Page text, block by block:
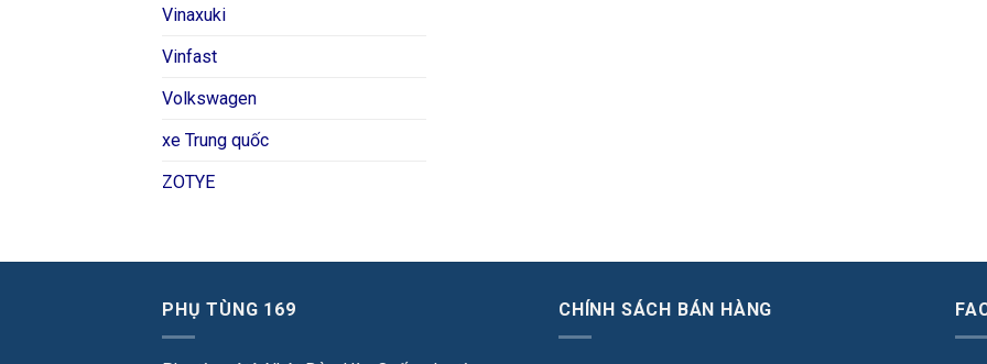
Vinaxuki
Vinfast
Volkswagen
xe Trung quốc
ZOTYE
PHỤ TÙNG 169 CHÍNH SÁCH BÁN HÀNG